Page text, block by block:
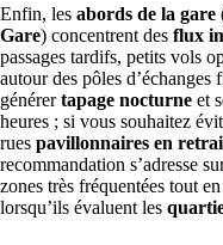
Enfin, les abords de la gare
Gare) concentrent des flux
passages tardifs, petits vols
autour des pôles
générertapage nocturne et
heures ; si vous souhaitez
rues pavillonnaires en
recommandation s’adresse
zones très fréquentées tout
lorsqu’ils évaluent les